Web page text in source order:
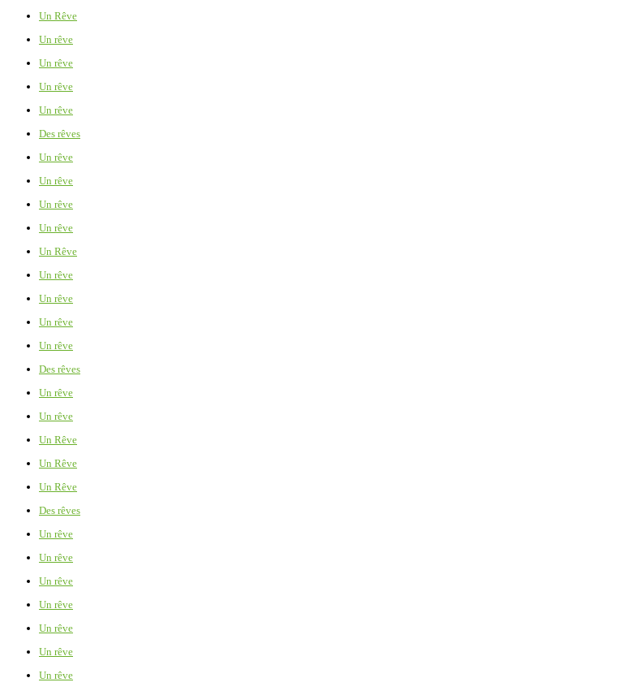
Un Rêve
Un rêve
Un rêve
Un rêve
Un rêve
Des rêves
Un rêve
Un rêve
Un rêve
Un rêve
Un Rêve
Un rêve
Un rêve
Un rêve
Un rêve
Des rêves
Un rêve
Un rêve
Un Rêve
Un Rêve
Un Rêve
Des rêves
Un rêve
Un rêve
Un rêve
Un rêve
Un rêve
Un rêve
Un rêve